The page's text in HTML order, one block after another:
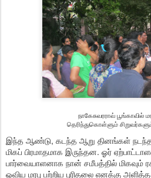
நாகேசுவரராவ் பூங்காவில்
தெரிந்துகொள்ளும்
இந்த ஆண்டு, கடந்த ஆறு தினங்கள் நடந்த
மிகப் பிரமாதமாக இருந்தன. ஓர்
பார்வையாளனாக நான் சமீபத்தில்
ஓவிய மரபு பற்றிய புரிதலை எனக்கு